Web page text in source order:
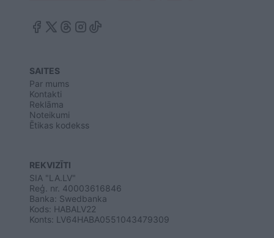
SAITES
Par mums
Kontakti
Reklāma
Noteikumi
Ētikas kodekss
REKVIZĪTI
SIA "LA.LV"
Reģ. nr. 40003616846
Banka: Swedbanka
Kods: HABALV22
Konts: LV64HABA0551043479309